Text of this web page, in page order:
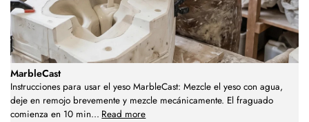
MarbleCast
Instrucciones para usar el yeso MarbleCast: Mezcle el yeso con agua,
deje en remojo brevemente y mezcle mecánicamente. El fraguado
comienza en 10 min... Read more